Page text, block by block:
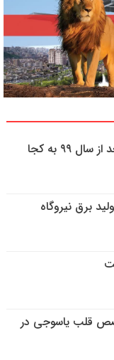
انتقال سهام عدالت متوفیان بعد از سال ۹۹ به کجا
تولید برق نیروگاه
قلب یاسوجی در